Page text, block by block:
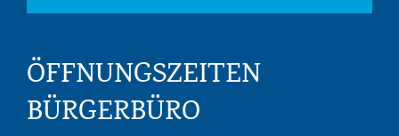
ÖFFNUNGSZEITEN
BÜRGERBÜRO